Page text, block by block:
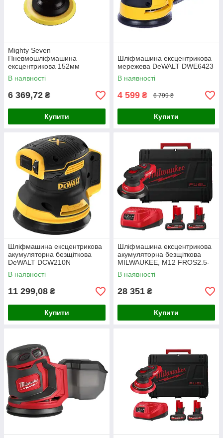
Mighty Seven
Пневмошліфмашина
ексцентрикова 152мм
10000об/хв, з витяжкою пилу
В наявності
6 369,72 ₴
Купити
Шліфмашина ексцентрикова
мережева DeWALT DWE6423
В наявності
4 599 ₴ 6 799 ₴
Купити
Шліфмашина ексцентрикова
акумуляторна безщіткова
DeWALT DCW210N
В наявності
11 299,08 ₴
Купити
Шліфмашина ексцентрикова
акумуляторна безщіткова
MILWAUKEE, M12 FROS2.5-
502X, діаметр 150мм
(зарядний пристрій С12 С, 2
В наявності
28 351 ₴
Купити